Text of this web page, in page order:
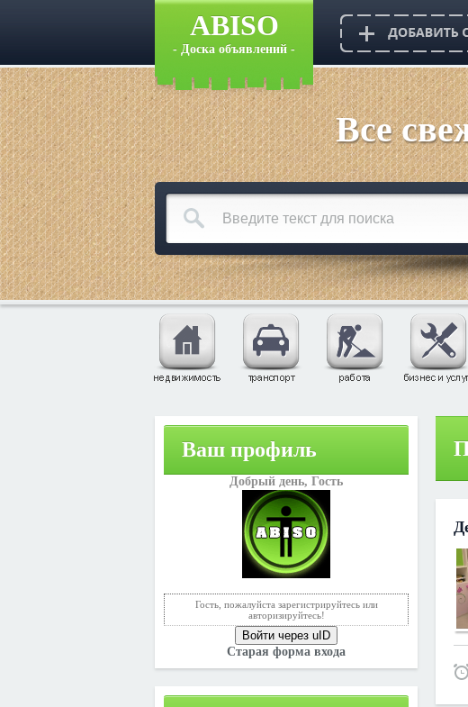
ABISO
- Доска объявлений -
Все
Ваш профиль
Добрый день, Гость
Гость, пожалуйста зарегистрируйтесь или
авторизируйтесь!
Войти через uID
Старая форма входа